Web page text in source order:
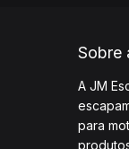
Sobre
A JM
para